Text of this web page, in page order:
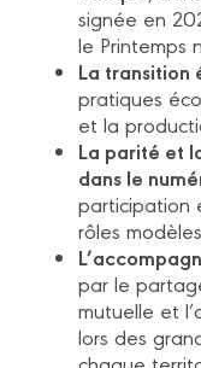
signée en
le Printemps
La transition
pratiques
et la
La parité et
dans le
participation
rôles
par le
mutuelle et
lors des
chaque